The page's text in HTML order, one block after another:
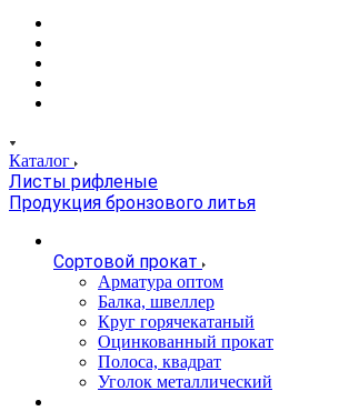
Каталог
Листы рифленые
Продукция бронзового литья
Сортовой прокат
Арматура оптом
Балка, швеллер
Круг горячекатаный
Оцинкованный прокат
Полоса, квадрат
Уголок металлический